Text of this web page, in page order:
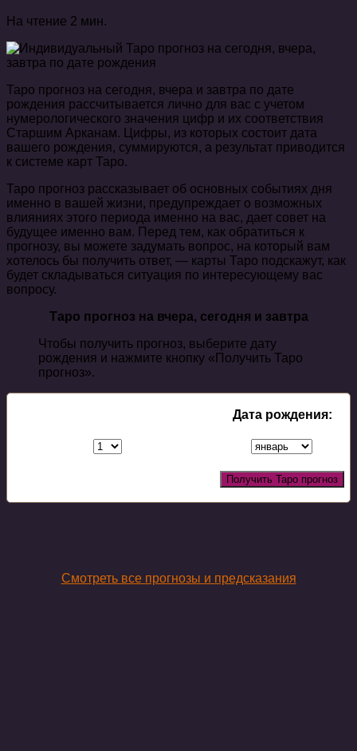
На чтение 2 мин.
Таро прогноз на сегодня, вчера и завтра по дате
рождения рассчитывается лично для вас с учетом
нумерологического значения цифр и их соответствия
Старшим Арканам. Цифры, из которых состоит дата
вашего рождения, суммируются, а результат приводится
к системе карт Таро.
Таро прогноз рассказывает об основных событиях дня
именно в вашей жизни, предупреждает о возможных
влияниях этого периода именно на вас, дает совет на
будущее именно вам. Перед тем, как обратиться к
прогнозу, вы можете задумать вопрос, на который вам
хотелось бы получить ответ, — карты Таро подскажут, как
будет складываться ситуация по интересующему вас
вопросу.
Таро прогноз на вчера, сегодня и завтра
Чтобы получить прогноз, выберите дату
рождения и нажмите кнопку «Получить Таро
прогноз».
Дата рождения:
Получить Таро прогноз
Смотреть все прогнозы и предсказания